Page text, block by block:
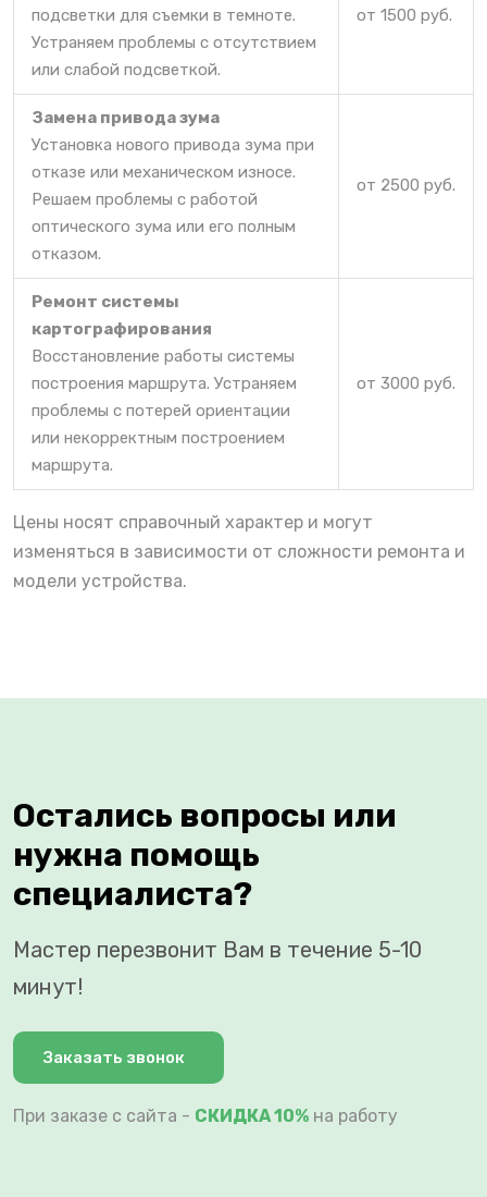
подсветки для съемки в темноте.
Устраняем проблемы с отсутствием
или слабой подсветкой.
от 1500 руб.
Замена привода зума
Установка нового привода зума при
отказе или механическом износе.
Решаем проблемы с работой
оптического зума или его полным
отказом.
от 2500 руб.
Ремонт системы
картографирования
Восстановление работы системы
построения маршрута. Устраняем
проблемы с потерей ориентации
или некорректным построением
маршрута.
от 3000 руб.
Цены носят справочный характер и могут
изменяться в зависимости от сложности ремонта и
модели устройства.
Остались вопросы или
нужна помощь
специалиста?
Мастер перезвонит Вам в течение 5-10
минут!
Заказать звонок
При заказе с сайта - СКИДКА 10% на работу